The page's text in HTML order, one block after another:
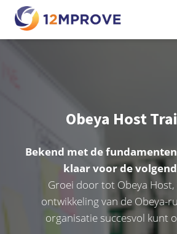
Obeya Host
Bekend met de
klaar voor de
Groei door tot Obeya
ontwikkeling van de Obeya-
organisatie succesvol kunt